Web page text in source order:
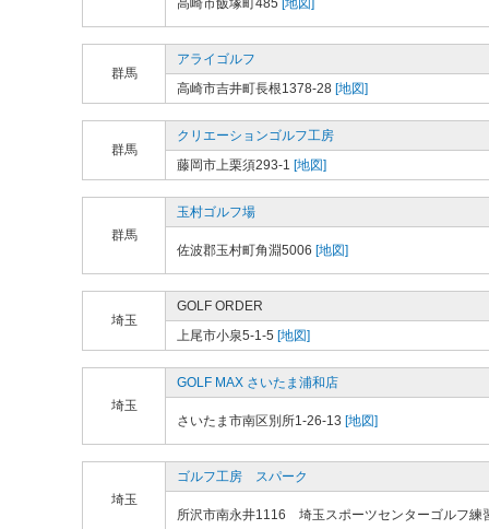
高崎市飯塚町485 [地図]
群馬
アライゴルフ
高崎市吉井町長根1378-28 [地図]
群馬
クリエーションゴルフ工房
藤岡市上栗須293-1 [地図]
群馬
玉村ゴルフ場
佐波郡玉村町角淵5006 [地図]
埼玉
GOLF ORDER
上尾市小泉5-1-5 [地図]
埼玉
GOLF MAX さいたま浦和店
さいたま市南区別所1-26-13 [地図]
埼玉
ゴルフ工房 スパーク
所沢市南永井1116 埼玉スポーツセンターゴルフ練